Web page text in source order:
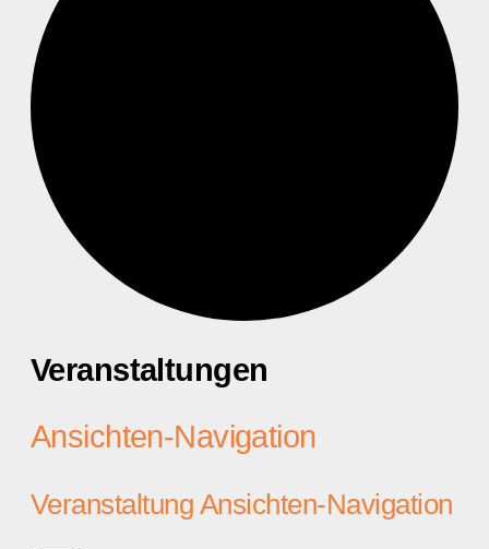
Veranstaltungen
Ansichten-Navigation
Veranstaltung Ansichten-Navigation